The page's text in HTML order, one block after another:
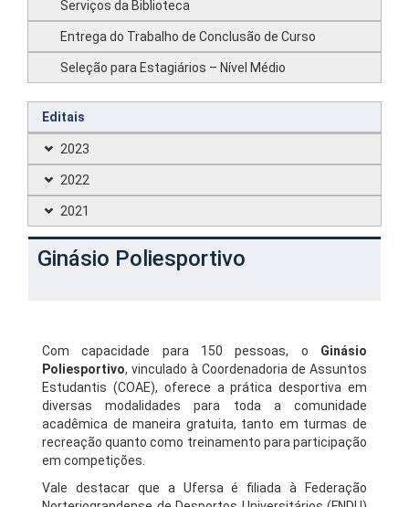
Serviços da Biblioteca
Entrega do Trabalho de Conclusão de Curso
Seleção para Estagiários – Nível Médio
Editais
2023
2022
2021
Ginásio Poliesportivo
Com capacidade para 150 pessoas, o Ginásio
Poliesportivo, vinculado à Coordenadoria de Assuntos
Estudantis (COAE), oferece a prática desportiva em
diversas modalidades para toda a comunidade
acadêmica de maneira gratuita, tanto em turmas de
recreação quanto como treinamento para participação
em competições.
Vale destacar que a Ufersa é filiada à Federação